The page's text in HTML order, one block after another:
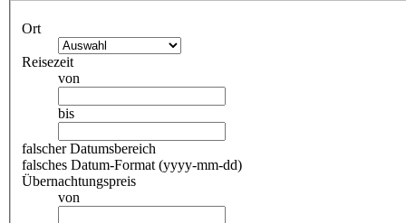
Ort
Reisezeit
von
bis
falscher Datumsbereich
falsches Datum-Format (yyyy-mm-dd)
Übernachtungspreis
von